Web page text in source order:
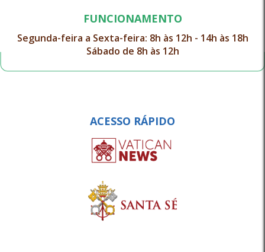
FUNCIONAMENTO
Segunda-feira a Sexta-feira: 8h às 12h - 14h às 18h
Sábado de 8h às 12h
ACESSO RÁPIDO